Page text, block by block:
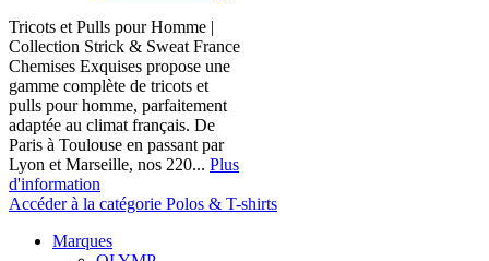
Tricots et Pulls pour Homme |
Collection Strick & Sweat France
Chemises Exquises propose une
gamme complète de tricots et
pulls pour homme, parfaitement
adaptée au climat français. De
Paris à Toulouse en passant par
Lyon et Marseille, nos 220... Plus
d'information
Accéder à la catégorie Polos & T-shirts
Marques